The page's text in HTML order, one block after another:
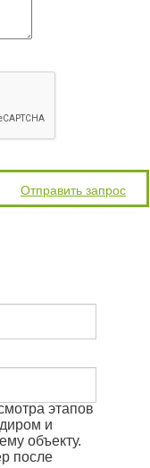
этапов
и
объекту.
после